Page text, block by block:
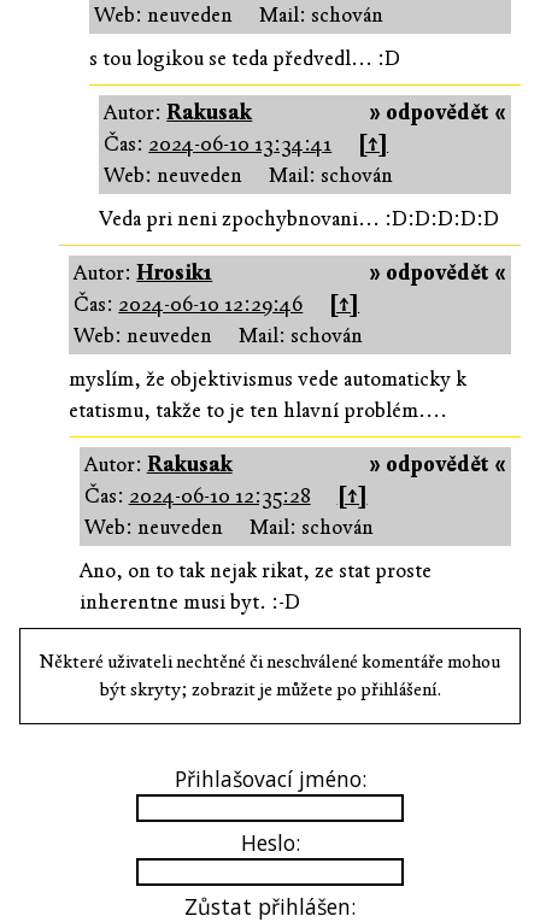
Web: neuveden
Mail: schován
s tou logikou se teda předvedl... :D
» odpovědět «
Autor:Rakusak
Čas: 2024-06-10 13:34:41
[↑]
Web: neuveden
Mail: schován
Veda pri neni zpochybnovani... :D:D:D:D:D
» odpovědět «
Autor:Hrosik1
Čas: 2024-06-10 12:29:46
[↑]
Web: neuveden
Mail: schován
myslím, že objektivismus vede automaticky k
etatismu, takže to je ten hlavní problém....
» odpovědět «
Autor: Rakusak
Čas: 2024-06-10 12:35:28
[↑]
Web: neuveden
Mail: schován
Ano, on to tak nejak rikat, ze stat proste
inherentne musi byt. :-D
Některé uživateli nechtěné či neschválené komentáře mohou
být skryty; zobrazit je můžete po přihlášení.
Přihlašovací jméno:
Heslo:
Zůstat přihlášen: